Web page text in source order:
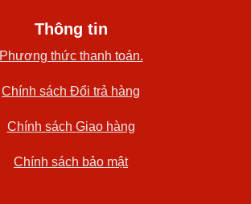
Thông tin
Phương thức thanh toán.
Chính sách Đổi trả hàng
Chính sách Giao hàng
Chính sách bảo mật